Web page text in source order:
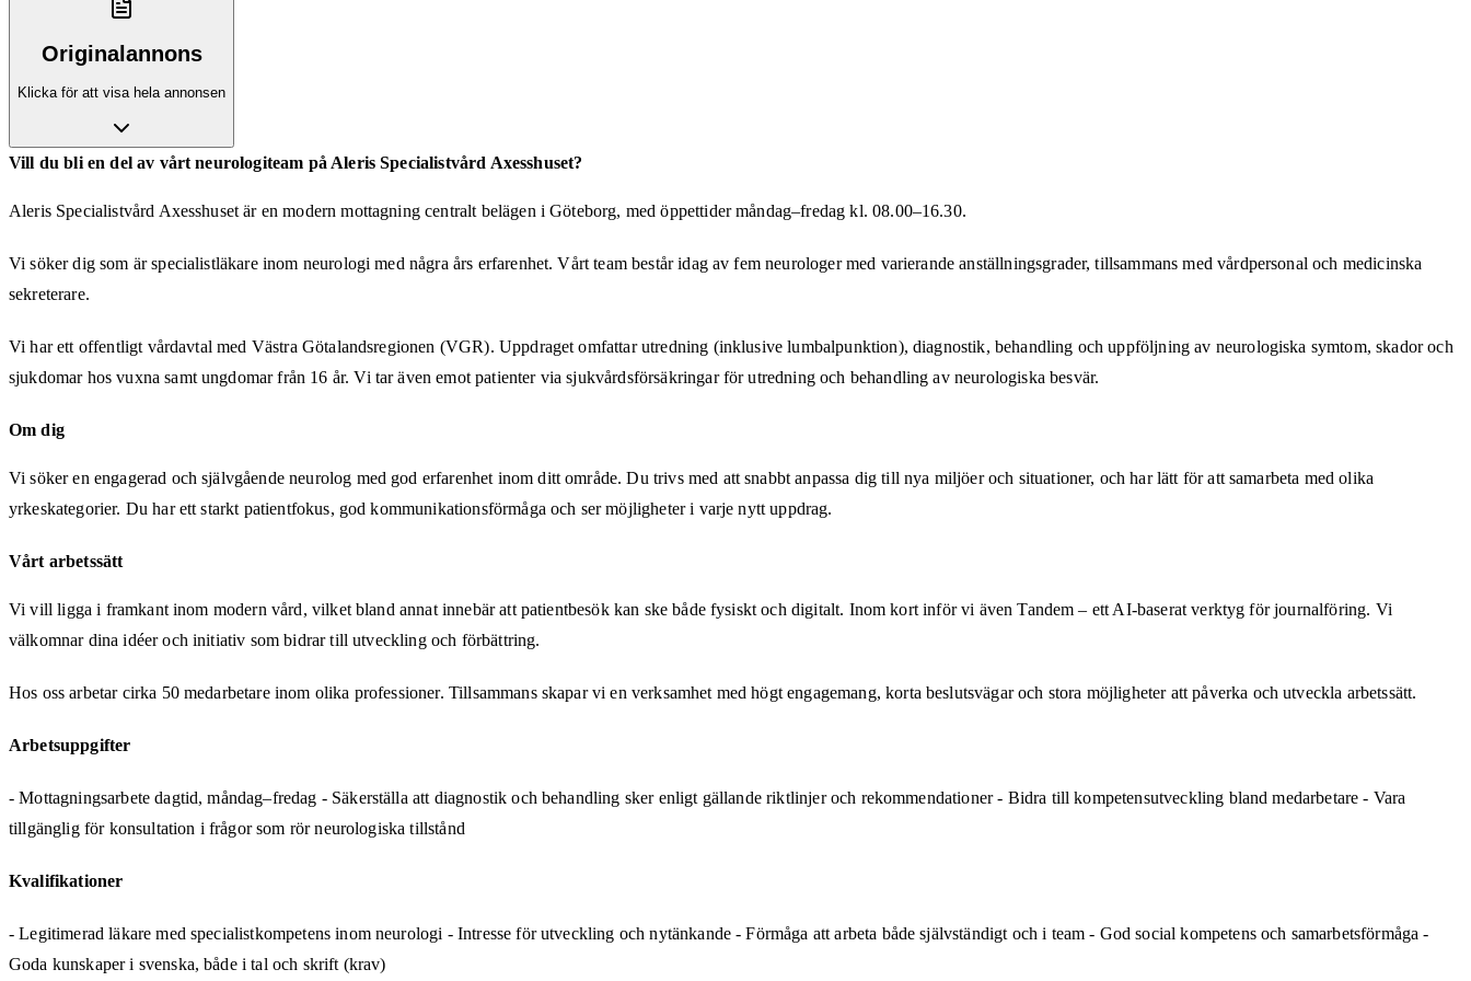
Originalannons
Klicka för att visa hela annonsen
Vill du bli en del av vårt neurologiteam på Aleris Specialistvård Axesshuset?
Aleris Specialistvård Axesshuset är en modern mottagning centralt belägen i Göteborg, med öppettider måndag–fredag kl. 08.00–16.30.
Vi söker dig som är specialistläkare inom neurologi med några års erfarenhet. Vårt team består idag av fem neurologer med varierande anställningsgrader, tillsammans med vårdpersonal och medicinska
sekreterare.
Vi har ett offentligt vårdavtal med Västra Götalandsregionen (VGR). Uppdraget omfattar utredning (inklusive lumbalpunktion), diagnostik, behandling och uppföljning av neurologiska symtom, skador och
sjukdomar hos vuxna samt ungdomar från 16 år. Vi tar även emot patienter via sjukvårdsförsäkringar för utredning och behandling av neurologiska besvär.
Om dig
Vi söker en engagerad och självgående neurolog med god erfarenhet inom ditt område. Du trivs med att snabbt anpassa dig till nya miljöer och situationer, och har lätt för att samarbeta med olika
yrkeskategorier. Du har ett starkt patientfokus, god kommunikationsförmåga och ser möjligheter i varje nytt uppdrag.
Vårt arbetssätt
Vi vill ligga i framkant inom modern vård, vilket bland annat innebär att patientbesök kan ske både fysiskt och digitalt. Inom kort inför vi även Tandem – ett AI-baserat verktyg för journalföring. Vi
välkomnar dina idéer och initiativ som bidrar till utveckling och förbättring.
Hos oss arbetar cirka 50 medarbetare inom olika professioner. Tillsammans skapar vi en verksamhet med högt engagemang, korta beslutsvägar och stora möjligheter att påverka och utveckla arbetssätt.
Arbetsuppgifter
- Mottagningsarbete dagtid, måndag–fredag - Säkerställa att diagnostik och behandling sker enligt gällande riktlinjer och rekommendationer - Bidra till kompetensutveckling bland medarbetare - Vara
tillgänglig för konsultation i frågor som rör neurologiska tillstånd
Kvalifikationer
- Legitimerad läkare med specialistkompetens inom neurologi - Intresse för utveckling och nytänkande - Förmåga att arbeta både självständigt och i team - God social kompetens och samarbetsförmåga -
Goda kunskaper i svenska, både i tal och skrift (krav)